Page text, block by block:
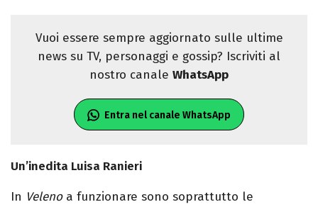
Vuoi essere sempre aggiornato sulle ultime
news su TV, personaggi e gossip? Iscriviti al
nostro canale WhatsApp
Entra nel canale WhatsApp
Un’inedita Luisa Ranieri
In Velenoa funzionare sono soprattutto le